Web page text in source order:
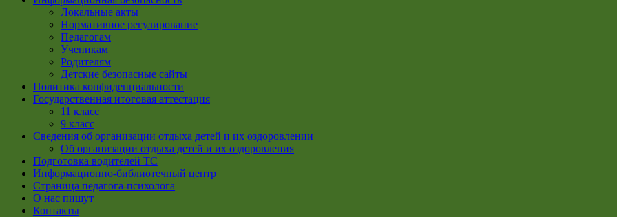
Локальные акты
Нормативное регулирование
Педагогам
Ученикам
Родителям
Детские безопасные сайты
Политика конфиденциальности
Государственная итоговая аттестация
11 класс
9 класс
Сведения об организации отдыха детей и их оздоровлении
Об организации отдыха детей и их оздоровления
Подготовка водителей ТС
Информационно-библиотечный центр
Страница педагога-психолога
О нас пишут
Контакты